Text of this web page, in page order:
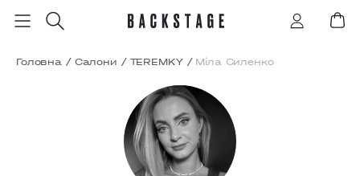
Головна / Салони / TEREMKY / Міла Силенко